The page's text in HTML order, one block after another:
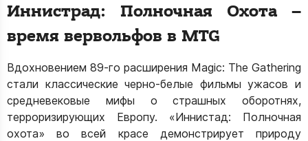
Иннистрад: Полночная Охота –
время вервольфов в MTG
Вдохновением 89-го расширения Magic: The Gathering
стали классические черно-белые фильмы ужасов и
средневековые мифы о страшных оборотнях,
терроризирующих Европу. «Иннистад: Полночная
охота» во всей красе демонстрирует природу